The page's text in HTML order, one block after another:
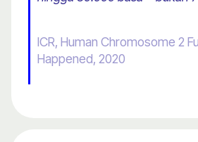
ICR, Human Chromosome 2
Happened, 2020